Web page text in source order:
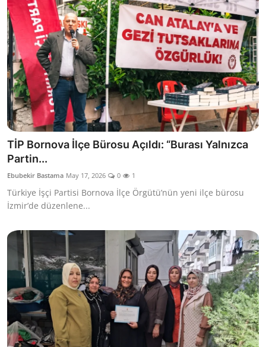
TİP Bornova İlçe Bürosu Açıldı: “Burası Yalnızca
Partin...
Ebubekir Bastama May 17, 2026 0 1
Türkiye İşçi Partisi Bornova İlçe Örgütü’nün yeni ilçe bürosu
İzmir’de düzenlene...